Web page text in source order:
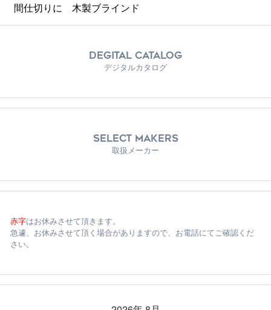
間仕切りに 木製ブラインド
DEGITAL CATALOG
デジタルカタログ
SELECT MAKERS
取扱メーカー
赤字はお休みさせて頂きます。
急遽、お休みさせて頂く場合がありますので、お電話にてご確認くだ
さい。